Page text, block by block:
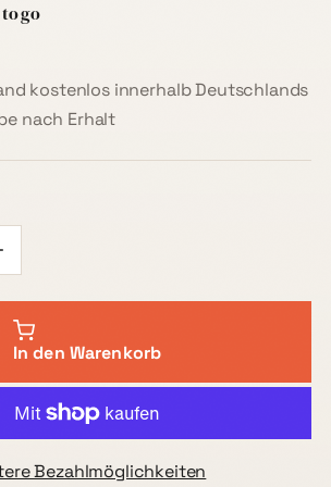
go
kostenlos innerhalb Deutschlands
nach Erhalt
In den Warenkorb
Bezahlmöglichkeiten